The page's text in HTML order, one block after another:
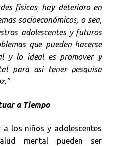
físicas, hay deterioro en
socioeconómicos, o sea,
adolescentes y futuros
que pueden hacerse
y lo ideal es promover y
para así tener pesquisa
a Tiempo
los niños y adolescentes
mental pueden ser